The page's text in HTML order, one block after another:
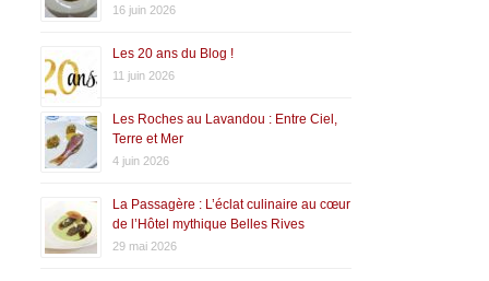
16 juin 2026
Les 20 ans du Blog !
11 juin 2026
Les Roches au Lavandou : Entre Ciel,
Terre et Mer
4 juin 2026
La Passagère : L’éclat culinaire au cœur
de l’Hôtel mythique Belles Rives
29 mai 2026